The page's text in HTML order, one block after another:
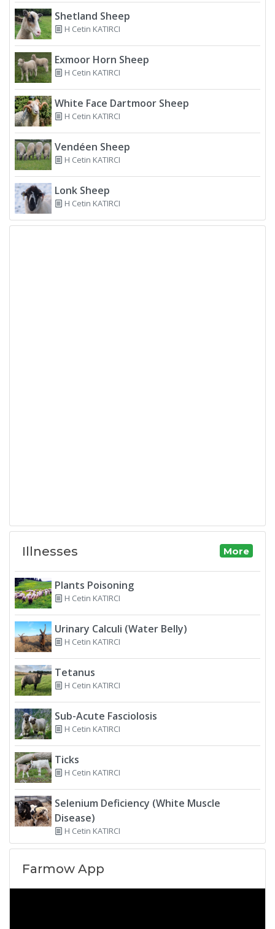
Shetland Sheep
H Cetin KATIRCI
Exmoor Horn Sheep
H Cetin KATIRCI
White Face Dartmoor Sheep
H Cetin KATIRCI
Vendéen Sheep
H Cetin KATIRCI
Lonk Sheep
H Cetin KATIRCI
Illnesses More
Plants Poisoning
H Cetin KATIRCI
Urinary Calculi (Water Belly)
H Cetin KATIRCI
Tetanus
H Cetin KATIRCI
Sub-Acute Fasciolosis
H Cetin KATIRCI
Ticks
H Cetin KATIRCI
Selenium Deficiency (White Muscle
Disease)
H Cetin KATIRCI
Farmow App